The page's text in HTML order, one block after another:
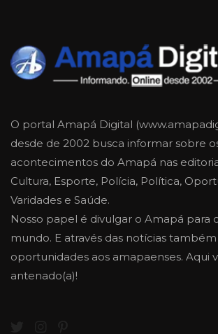
O portal Amapá Digital
desde de 2002 busca informar sobre
acontecimentos do Amapá nas
Cultura, Esporte, Polícia, Política,
Varidades e Saúde.
Nosso papel é divulgar o Amapá para
mundo. E através das notícias
oportunidades aos amapaenses. Aqui
antenado(a)!